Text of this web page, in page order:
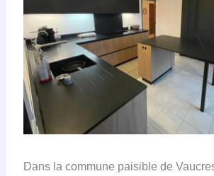
Dans la commune paisible de